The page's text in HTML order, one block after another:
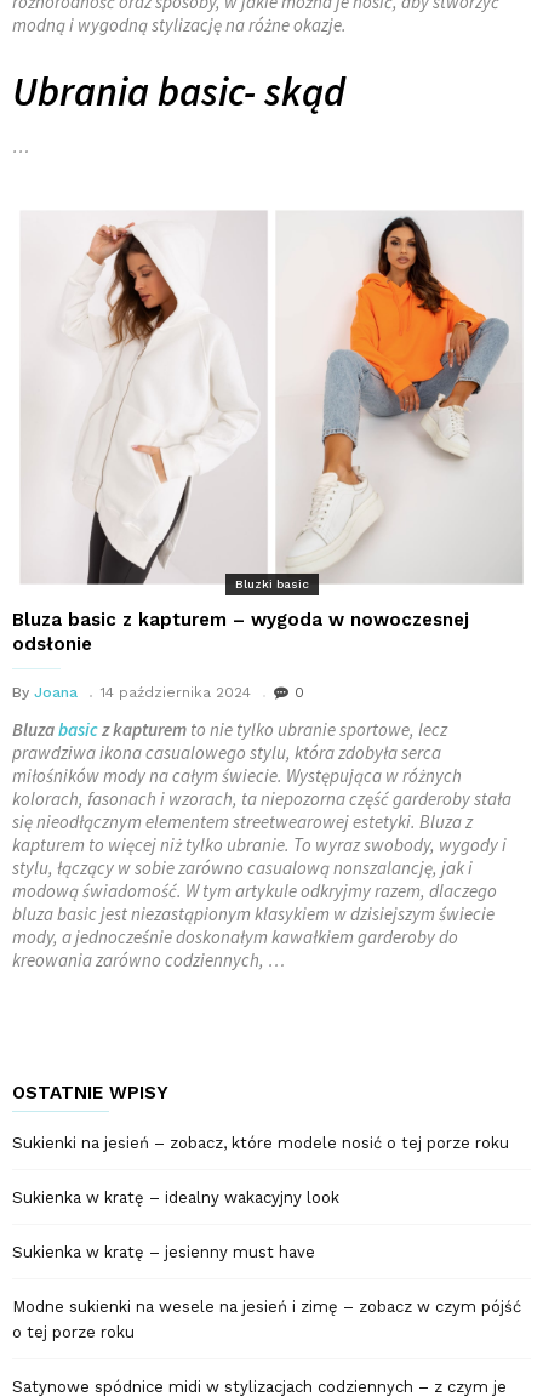
modną i wygodną stylizację na różne okazje.
Ubrania basic- skąd
…
Bluzki basic
Bluza basic z kapturem – wygoda w nowoczesnej
odsłonie
By Joana 14 października 2024 0
Bluzabasicz kapturem to nie tylko ubranie sportowe, lecz
prawdziwa ikona casualowego stylu, która zdobyła serca
miłośników mody na całym świecie. Występująca w różnych
kolorach, fasonach i wzorach, ta niepozorna część garderoby stała
się nieodłącznym elementem streetwearowej estetyki. Bluza z
kapturem to więcej niż tylko ubranie. To wyraz swobody, wygody i
stylu, łączący w sobie zarówno casualową nonszalancję, jak i
modową świadomość. W tym artykule odkryjmy razem, dlaczego
bluza basic jest niezastąpionym klasykiem w dzisiejszym świecie
mody, a jednocześnie doskonałym kawałkiem garderoby do
kreowania zarówno codziennych, …
OSTATNIE WPISY
Sukienki na jesień – zobacz, które modele nosić o tej porze roku
Sukienka w kratę – idealny wakacyjny look
Sukienka w kratę – jesienny must have
Modne sukienki na wesele na jesień i zimę – zobacz w czym pójść
o tej porze roku
Satynowe spódnice midi w stylizacjach codziennych – z czym je